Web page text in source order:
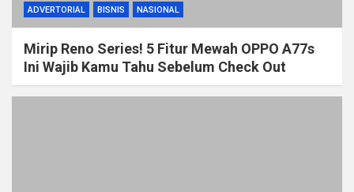
ADVERTORIAL BISNIS NASIONAL
Mirip Reno Series! 5 Fitur Mewah OPPO A77s
Ini Wajib Kamu Tahu Sebelum Check Out